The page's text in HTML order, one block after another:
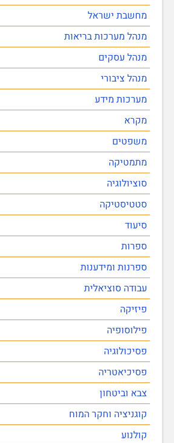
מחשבת ישראל
מנהל מערכות בריאות
מנהל עסקים
מנהל ציבורי
מערכות מידע
מקרא
משפטים
מתמטיקה
סוציולוגיה
סטטיסטיקה
סיעוד
ספרות
ספרנות ומידענות
עבודה סוציאלית
פיזיקה
פילוסופיה
פסיכולוגיה
פסיכיאטריה
צבא וביטחון
קוגניציה וחקר המוח
קולנוע